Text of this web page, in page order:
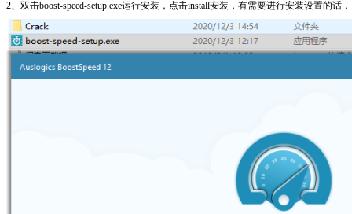
2、双击boost-speed-setup.exe运行安装，点击install安装，有需要进行安装设置的话